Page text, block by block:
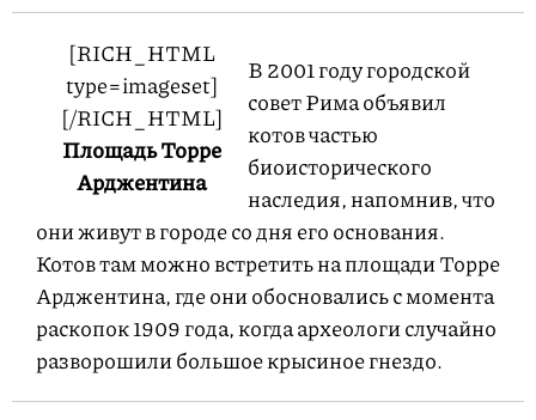
[RICH_HTML
type=imageset]
[/RICH_HTML]
Площадь Торре
Арджентина
В 2001 году городской
совет Рима объявил
котов частью
биоисторического
наследия, напомнив, что
они живут в городе со дня его основания.
Котов там можно встретить на площади Торре
Арджентина, где они обосновались с момента
раскопок 1909 года, когда археологи случайно
разворошили большое крысиное гнездо.